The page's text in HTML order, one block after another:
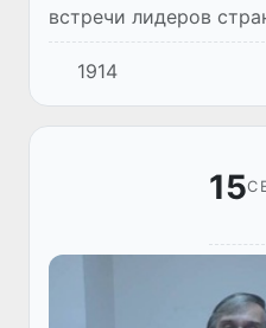
встречи лидеров
прошла выставка
отражающая
промышленной,
1914
15